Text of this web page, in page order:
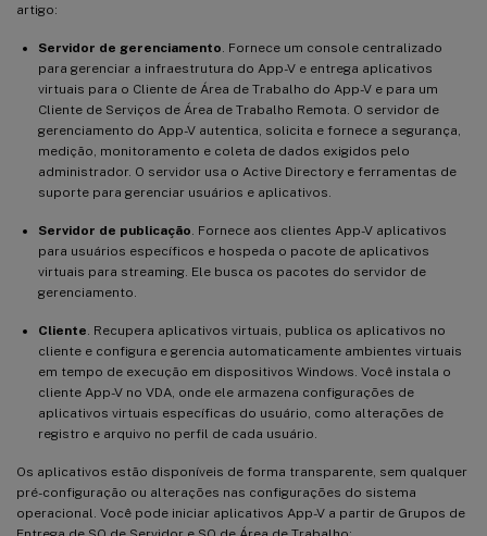
artigo:
Servidor de gerenciamento . Fornece um console centralizado
para gerenciar a infraestrutura do App-V e entrega aplicativos
virtuais para o Cliente de Área de Trabalho do App-V e para um
Cliente de Serviços de Área de Trabalho Remota. O servidor de
gerenciamento do App-V autentica, solicita e fornece a segurança,
medição, monitoramento e coleta de dados exigidos pelo
administrador. O servidor usa o Active Directory e ferramentas de
suporte para gerenciar usuários e aplicativos.
Servidor de publicação . Fornece aos clientes App-V aplicativos
para usuários específicos e hospeda o pacote de aplicativos
virtuais para streaming. Ele busca os pacotes do servidor de
gerenciamento.
Cliente . Recupera aplicativos virtuais, publica os aplicativos no
cliente e configura e gerencia automaticamente ambientes virtuais
em tempo de execução em dispositivos Windows. Você instala o
cliente App-V no VDA, onde ele armazena configurações de
aplicativos virtuais específicas do usuário, como alterações de
registro e arquivo no perfil de cada usuário.
Os aplicativos estão disponíveis de forma transparente, sem qualquer
pré-configuração ou alterações nas configurações do sistema
operacional. Você pode iniciar aplicativos App-V a partir de Grupos de